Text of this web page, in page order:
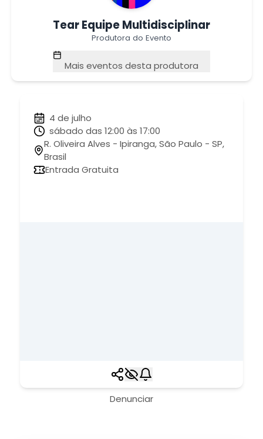
Tear Equipe Multidisciplinar
Produtora do Evento
Mais eventos desta produtora
4 de julho
sábado das 12:00 às 17:00
R. Oliveira Alves - Ipiranga, São Paulo - SP,
Brasil
Entrada Gratuita
Denunciar